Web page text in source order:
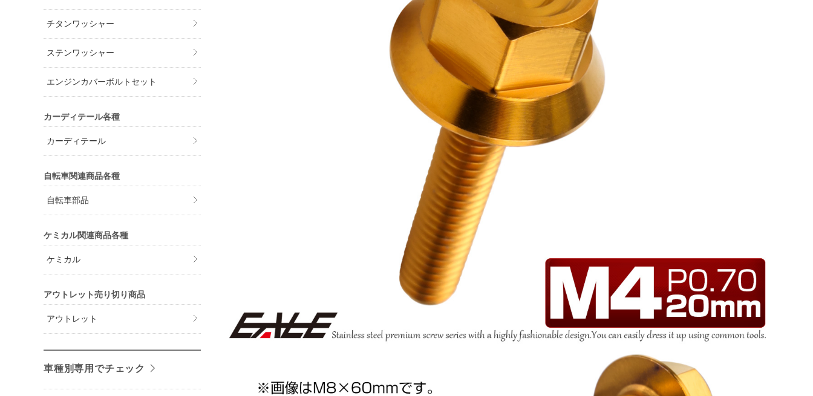
チタンワッシャー
ステンワッシャー
エンジンカバーボルトセット
カーディテール各種
カーディテール
自転車関連商品各種
自転車部品
ケミカル関連商品各種
ケミカル
アウトレット売り切り商品
アウトレット
車種別専用でチェック